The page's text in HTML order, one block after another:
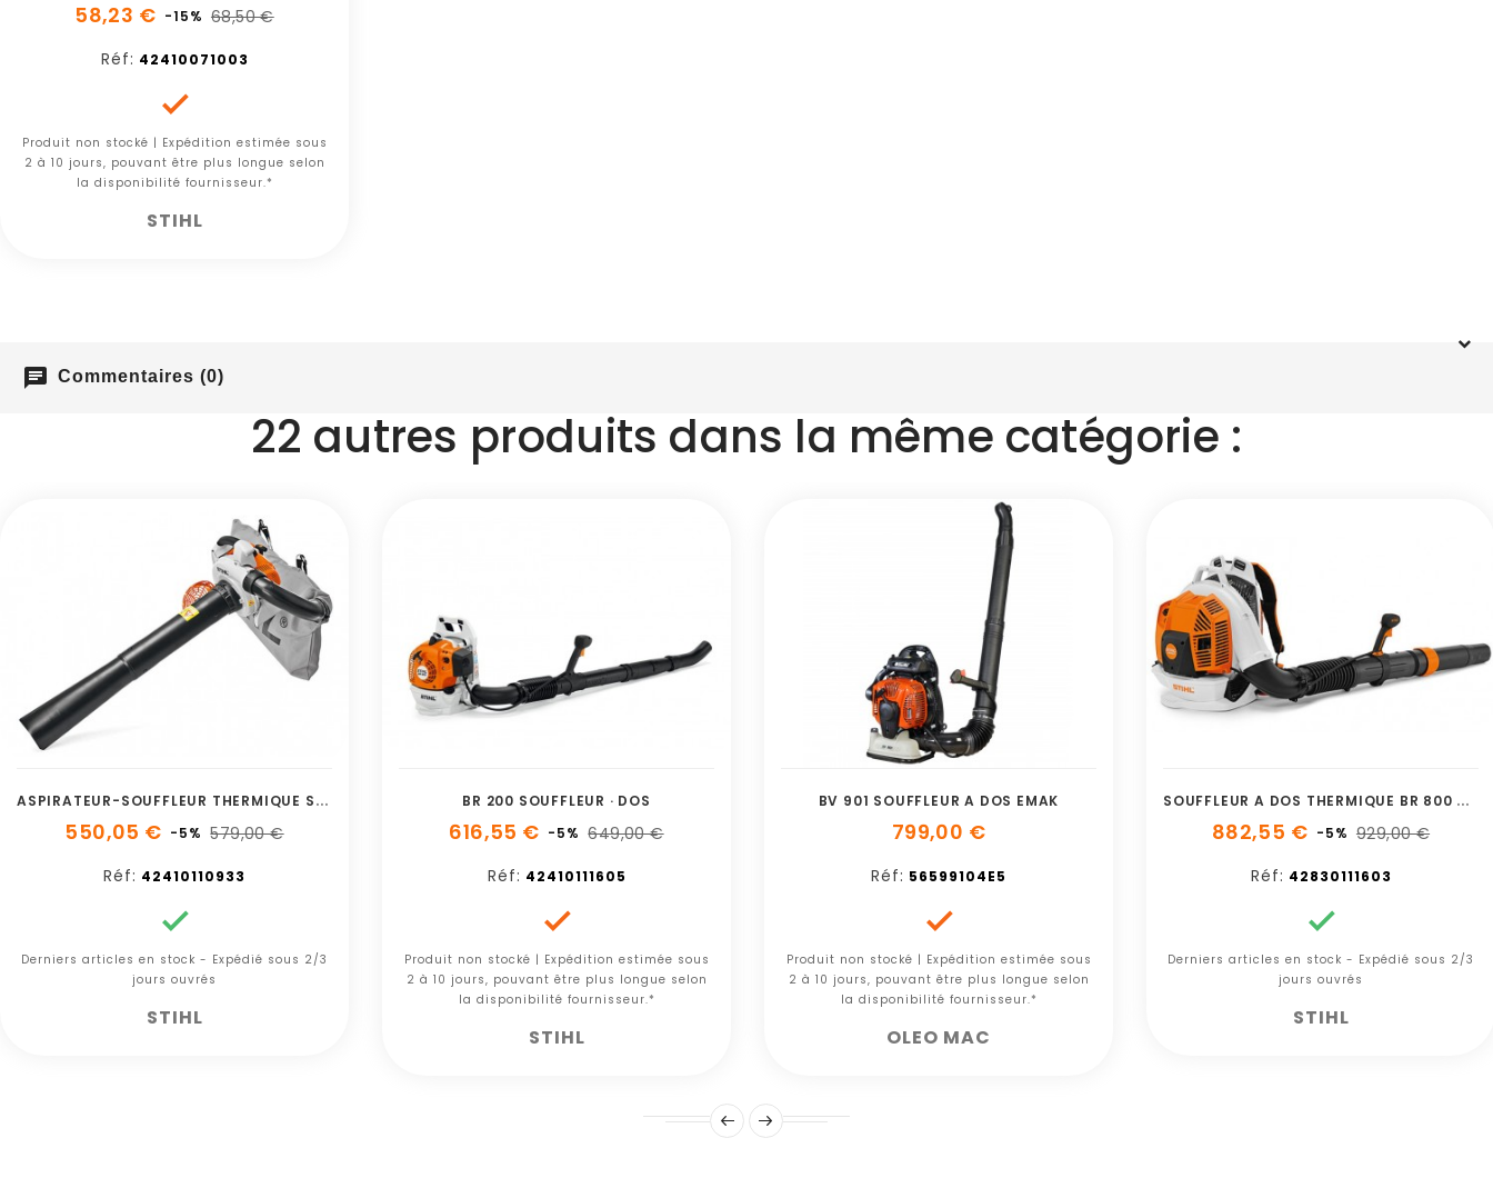
58,23 € -15% 68,50 €
Réf: 42410071003

Produit non stocké | Expédition estimée sous
2 à 10 jours, pouvant être plus longue selon
la disponibilité fournisseur.*
STIHL
chat Commentaires (0)
22 autres produits dans la même catégorie :
A
SPIRATEUR-SOUFFLEUR THERMIQUE SH 86 C-E STIHL
550,05 € -5% 579,00 €
Réf: 42410110933

Derniers articles en stock - Expédié sous 2/3
jours ouvrés
STIHL
BR 200 SOUFFLEUR · DOS
616,55 € -5% 649,00 €
Réf: 42410111605

Produit non stocké | Expédition estimée sous
2 à 10 jours, pouvant être plus longue selon
la disponibilité fournisseur.*
STIHL
BV 901 SOUFFLEUR A DOS EMAK
799,00 €
Réf: 56599104E5

Produit non stocké | Expédition estimée sous
2 à 10 jours, pouvant être plus longue selon
la disponibilité fournisseur.*
OLEO MAC
S
OUFFLEUR A DOS THERMIQUE BR 800 C-E STIHL
882,55 € -5% 929,00 €
Réf: 42830111603

Derniers articles en stock - Expédié sous 2/3
jours ouvrés
STIHL